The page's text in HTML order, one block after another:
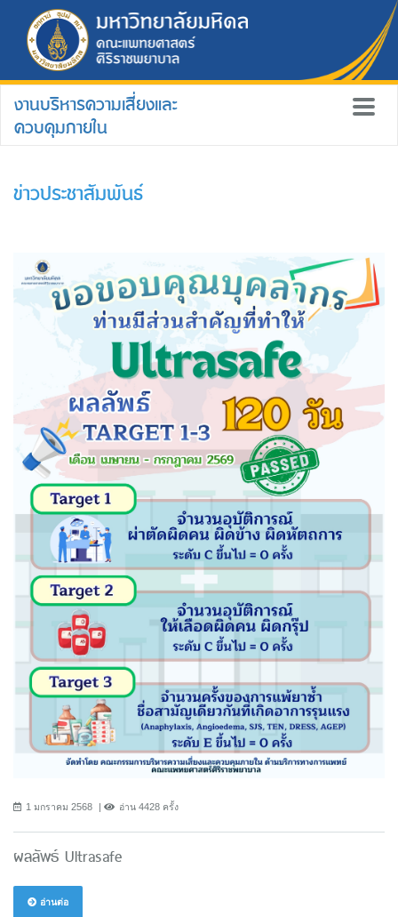
งานบริหารความเสี่ยงและ
ควบคุมภายใน
ข่าวประชาสัมพันธ์
1 มกราคม 2568 อ่าน 4428 ครั้ง
ผลลัพธ์ Ultrasafe
อ่านต่อ